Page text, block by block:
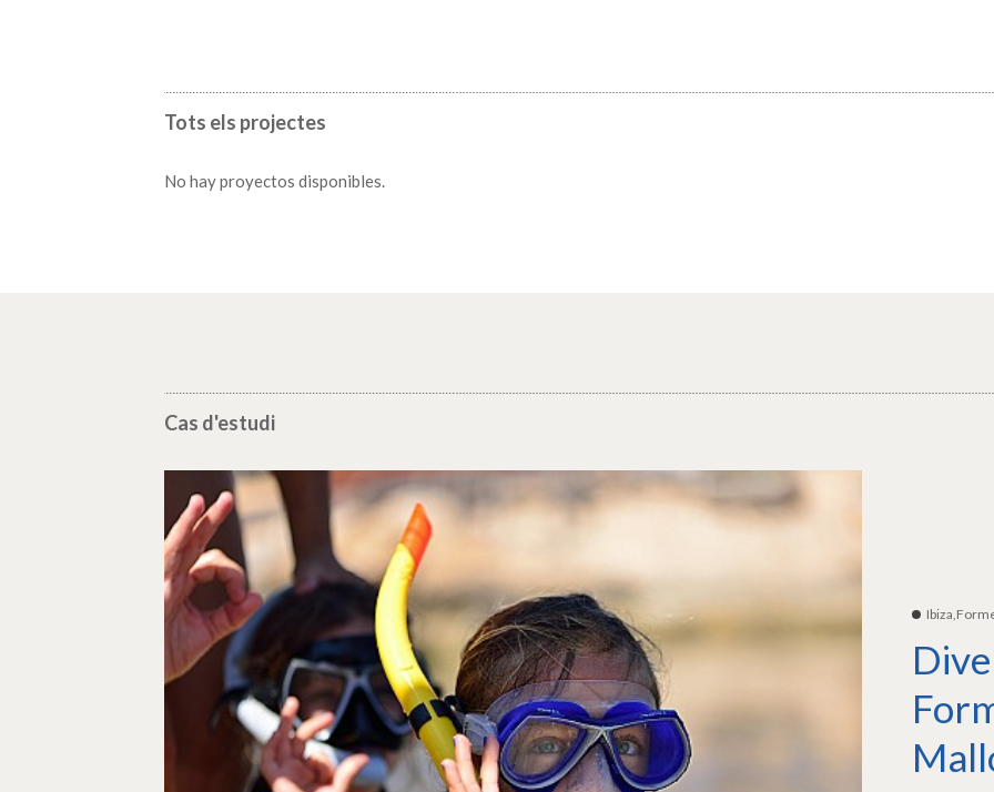
Tots els projectes
No hay proyectos disponibles.
Cas d'estudi